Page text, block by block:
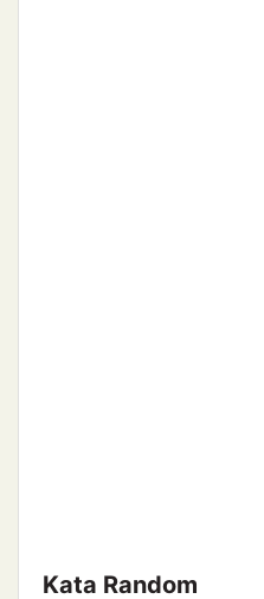
Kata Random